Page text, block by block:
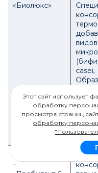
«Биолюкс»
с
«Пробилакт-1»
–
Этот сайт использует
обработку
просмотра страниц
обработку